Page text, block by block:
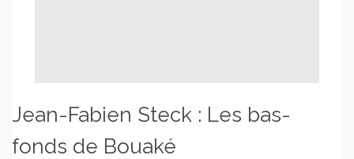
Jean-Fabien Steck : Les bas-
fonds de Bouaké